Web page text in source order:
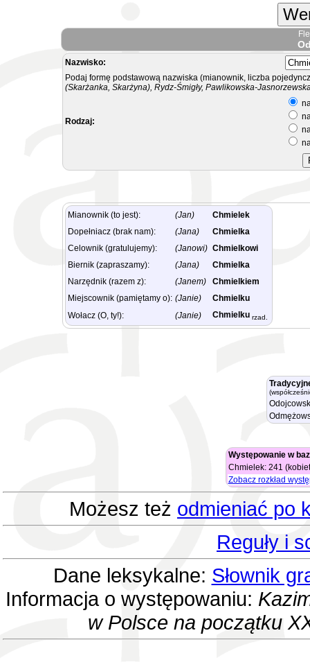
Nazwisko:
Podaj formę podstawową nazwiska (mianownik, liczba
(Skarżanka, Skarżyna), Rydz-Śmigły, Pawlikowska-
Rodzaj:
Mianownik (to jest): (Jan)
Chmielek
Dopełniacz (brak nam):
(Jana)
Chmielka
Celownik (gratulujemy):
(Janowi) Chmielkowi
Biernik (zapraszamy):
(Jana)
Chmielka
Narzędnik (razem z):
(Janem)
Chmielkiem
Miejscownik (pamiętamy o): (Janie)
Chmielku
Wołacz (O, ty!):
(Janie) Chmielku rzad.
Występowanie w
Chmielek: 241
Zobacz rozkład
Możesz też odmieniać po
Reguły i
Dane leksykalne: Słownik
Informacja o występowaniu:
w Polsce na początku